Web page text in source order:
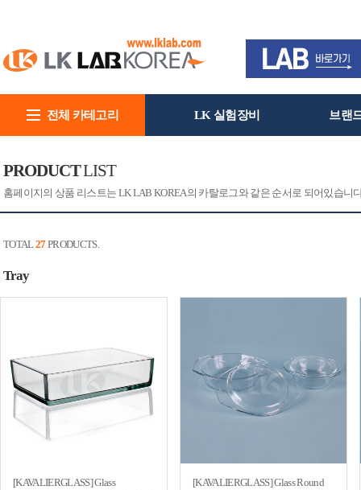
전체 카테고리 LK 실험장비 브랜
PRODUCTLIST
홈페이지의 상품 리스트는 LK LAB KOREA의 카탈로그와 같은 순서로 되어있습
TOTAL 27PRODUCTS.
Tray
[KAVALIERGLASS] Glass
[KAVALIERGLASS] Glass Round